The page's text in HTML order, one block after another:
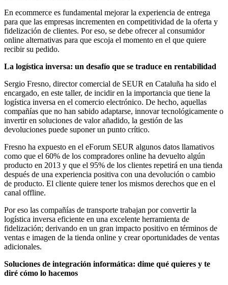
En ecommerce es fundamental mejorar la experiencia de entrega
para que las empresas incrementen en competitividad de la oferta y
fidelización de clientes. Por eso, se debe ofrecer al consumidor
online alternativas para que escoja el momento en el que quiere
recibir su pedido.
La logística inversa: un desafío que se traduce en rentabilidad
Sergio Fresno, director comercial de SEUR en Cataluña ha sido el
encargado, en este taller, de incidir en la importancia que tiene la
logística inversa en el comercio electrónico. De hecho, aquellas
compañías que no han sabido adaptarse, innovar tecnológicamente o
invertir en soluciones de valor añadido, la gestión de las
devoluciones puede suponer un punto crítico.
Fresno ha expuesto en el eForum SEUR algunos datos llamativos
como que el 60% de los compradores online ha devuelto algún
producto en 2013 y que el 95% de los clientes repetirá en una tienda
después de una experiencia positiva con una devolución o cambio
de producto. El cliente quiere tener los mismos derechos que en el
canal offline.
Por eso las compañías de transporte trabajan por convertir la
logística inversa eficiente en una excelente herramienta de
fidelización; derivando en un gran impacto positivo en términos de
ventas e imagen de la tienda online y crear oportunidades de ventas
adicionales.
Soluciones de integración informática: dime qué quieres y te
diré cómo lo hacemos